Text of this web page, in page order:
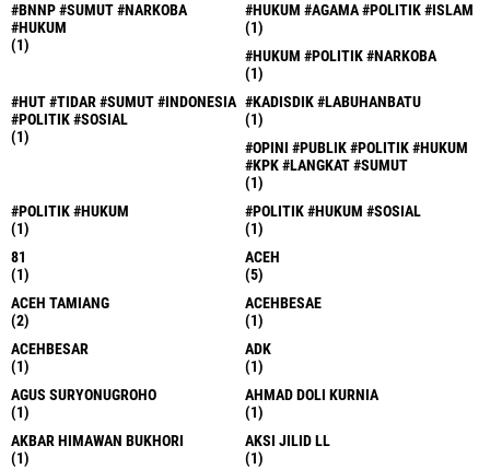
#BNNP #SUMUT #NARKOBA
#HUKUM
(1)
#HUKUM #AGAMA #POLITIK #ISLAM
(1)
#HUKUM #POLITIK #NARKOBA
(1)
#HUT #TIDAR #SUMUT #INDONESIA
#POLITIK #SOSIAL
(1)
#KADISDIK #LABUHANBATU
(1)
#OPINI #PUBLIK #POLITIK #HUKUM
#KPK #LANGKAT #SUMUT
(1)
#POLITIK #HUKUM
(1)
#POLITIK #HUKUM #SOSIAL
(1)
81
(1)
ACEH
(5)
ACEH TAMIANG
(2)
ACEHBESAE
(1)
ACEHBESAR
(1)
ADK
(1)
AGUS SURYONUGROHO
(1)
AHMAD DOLI KURNIA
(1)
AKBAR HIMAWAN BUKHORI
(1)
AKSI JILID LL
(1)